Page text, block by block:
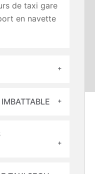
de taxi gare
en navette